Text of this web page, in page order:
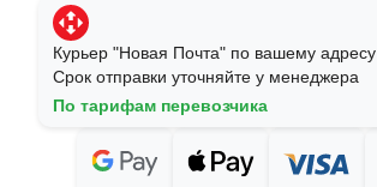
Курьер "Новая Почта" по вашему адресу
Срок отправки уточняйте у менеджера
По тарифам перевозчика